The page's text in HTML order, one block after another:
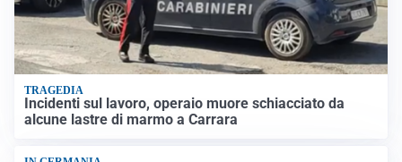
TRAGEDIA
Incidenti sul lavoro, operaio muore schiacciato da
alcune lastre di marmo a Carrara